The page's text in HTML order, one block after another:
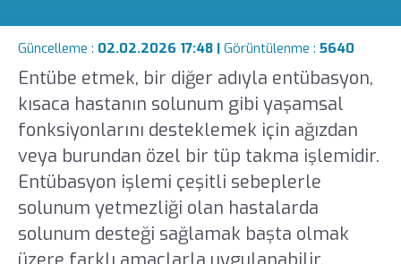
Güncelleme : 02.02.2026 17:48 | Görüntülenme : 5640
Entübe etmek, bir diğer adıyla entübasyon,
kısaca hastanın solunum gibi yaşamsal
fonksiyonlarını desteklemek için ağızdan
veya burundan özel bir tüp takma işlemidir.
Entübasyon işlemi çeşitli sebeplerle
solunum yetmezliği olan hastalarda
solunum desteği sağlamak başta olmak